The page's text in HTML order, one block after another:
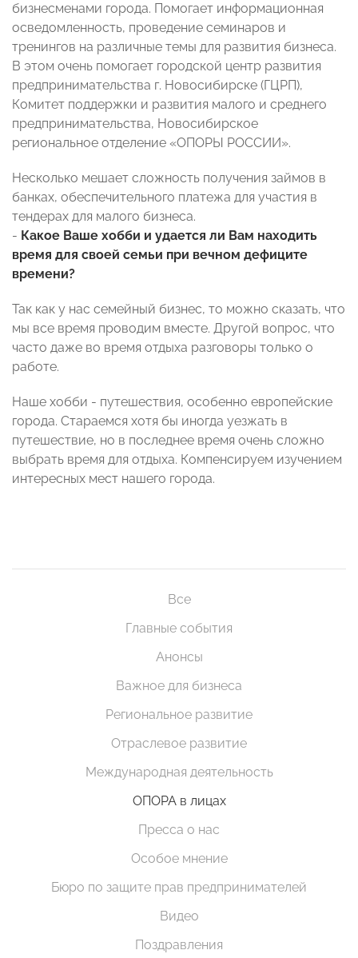
бизнесменами города. Помогает информационная
осведомленность, проведение семинаров и
тренингов на различные темы для развития бизнеса.
В этом очень помогает городской центр развития
предпринимательства г. Новосибирске (ГЦРП),
Комитет поддержки и развития малого и среднего
предпринимательства, Новосибирское
региональное отделение «ОПОРЫ РОССИИ».
Несколько мешает сложность получения займов в
банках, обеспечительного платежа для участия в
тендерах для малого бизнеса.
- Какое Ваше хобби и удается ли Вам находить
время для своей семьи при вечном дефиците
времени?
Так как у нас семейный бизнес, то можно сказать, что
мы все время проводим вместе. Другой вопрос, что
часто даже во время отдыха разговоры только о
работе.
Наше хобби - путешествия, особенно европейские
города. Стараемся хотя бы иногда уезжать в
путешествие, но в последнее время очень сложно
выбрать время для отдыха. Компенсируем изучением
интересных мест нашего города.
Все
Главные события
Анонсы
Важное для бизнеса
Региональное развитие
Отраслевое развитие
Международная деятельность
ОПОРА в лицах
Пресса о нас
Особое мнение
Бюро по защите прав предпринимателей
Видео
Поздравления